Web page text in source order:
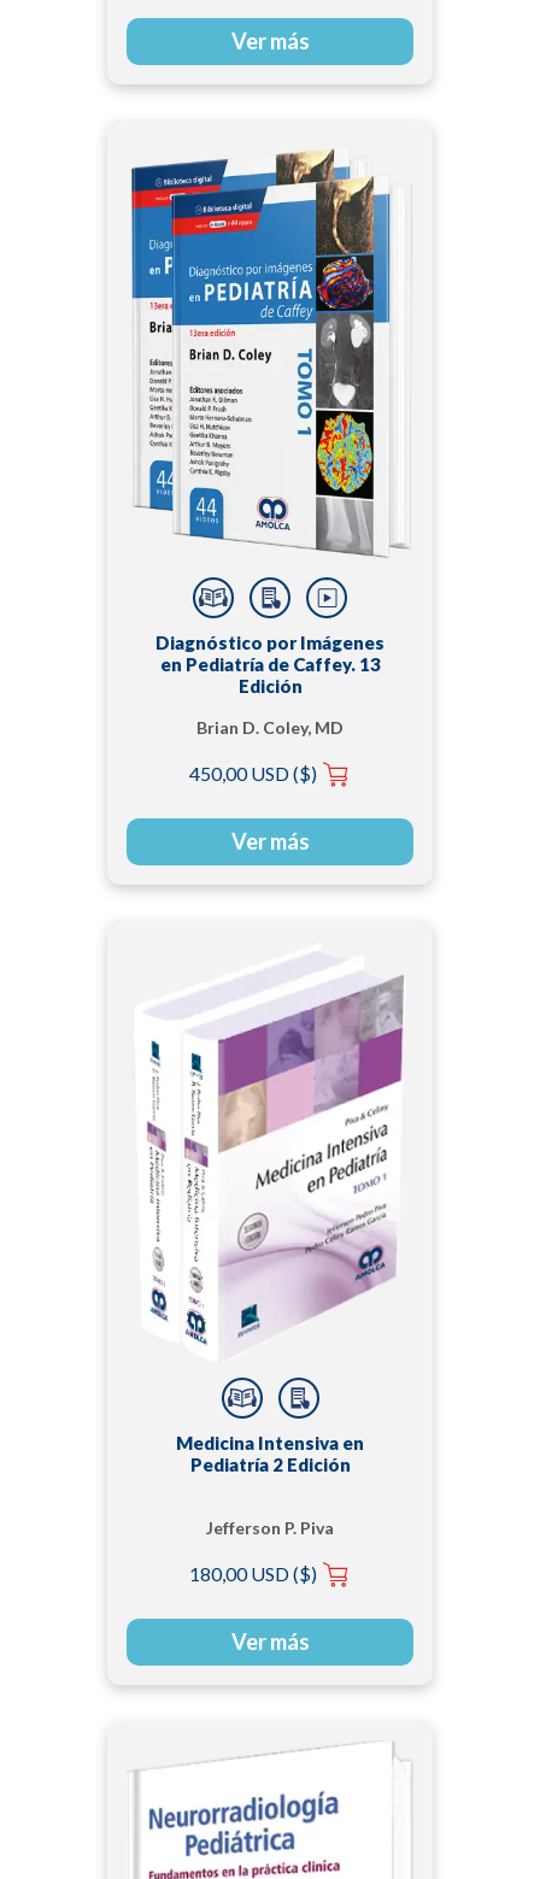
Ver más
Diagnóstico por Imágenes
en Pediatría de Caffey. 13
Edición
Brian D. Coley, MD
450,00 USD ($)
Ver más
Medicina Intensiva en
Pediatría 2 Edición
Jefferson P. Piva
180,00 USD ($)
Ver más